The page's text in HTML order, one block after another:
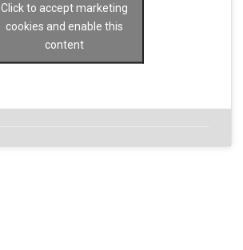
Click to accept marketing
cookies and enable this
content